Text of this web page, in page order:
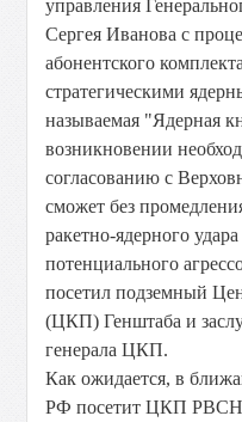
управления
Сергея Иванова с
абонентского
стратегическими
называемая "Ядерная
возникновении
согласованию с
сможет без
ракетно-ядерного
потенциального
посетил подземный
(ЦКП) Генштаба и
генерала ЦКП.
Как ожидается, в
РФ посетит ЦКП РВСН